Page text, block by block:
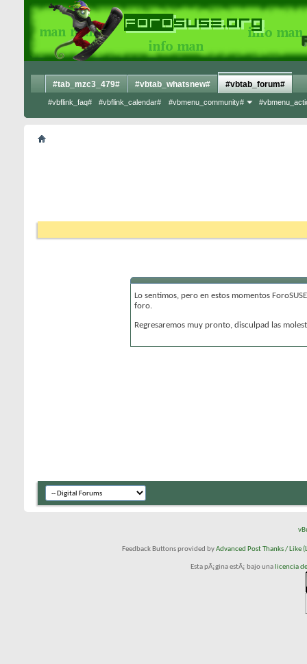
#tab_mzc3_479# #vbtab_whatsnew# #vbtab_forum#
#vbflink_faq# #vbflink_calendar# #vbmenu_community#
Lo sentimos, pero en estos momentos
foro.
Regresaremos muy pronto, disculpad las
Feedback Buttons provided byAdvanced Post Thanks / Like
Esta pÃ¡gina estÃ¡ bajo una licencia